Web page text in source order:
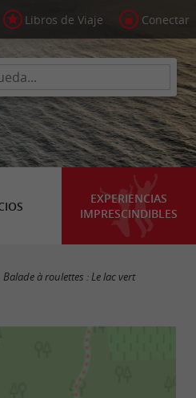
Libros de Viaje Conectar
EXPERIENCIAS
IMPRESCINDIBLES
Balade à roulettes : Le lac vert